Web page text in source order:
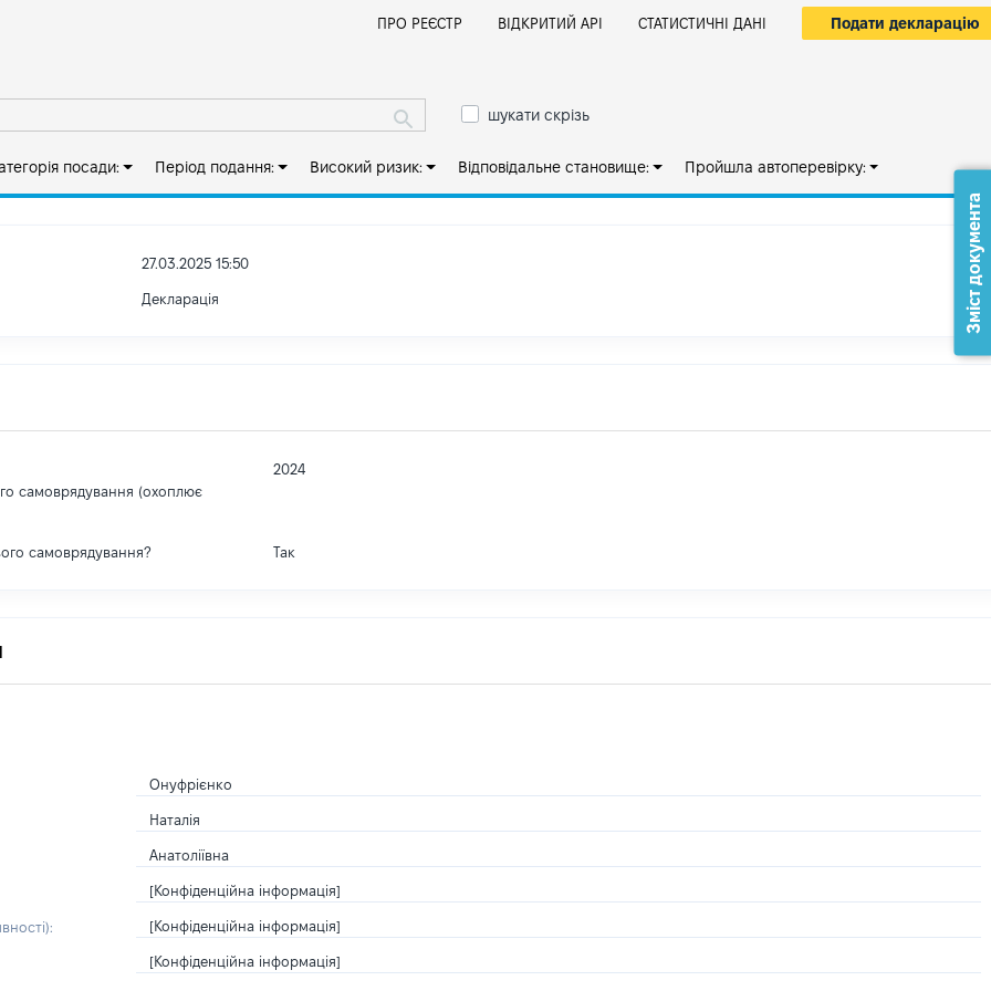
ПРО РЕЄСТР ВІДКРИТИЙ АРІ СТАТИСТИЧНІ ДАНІ Подати декларацію
шукати скрізь
посади: Період подання: Високий ризик: Відповідальне становище: Пройшла автоперевірку:
27.03.2025 15:50
Декларація
самоврядування (охоплює
2024
самоврядування? Так
Онуфрієнко
Наталія
Анатоліївна
[Конфіденційна інформація]
[Конфіденційна інформація]
[Конфіденційна інформація]
Зміст документа